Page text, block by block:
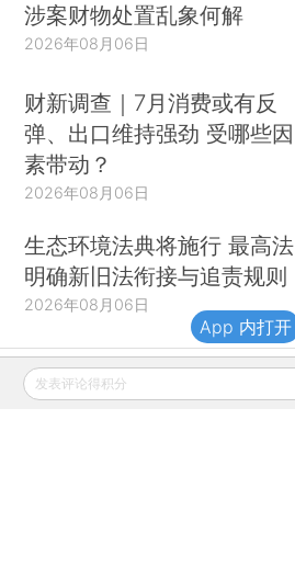
涉案财物处置乱象何解
2026年08月06日
财新调查｜7月消费或有反
弹、出口维持强劲 受哪些因
素带动？
2026年08月06日
生态环境法典将施行 最高法
明确新旧法衔接与追责规则
2026年08月06日
财新移动
发表评论得积分
App 内打开